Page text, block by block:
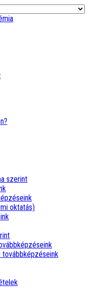
szerint
oktatás)
továbbképzéseink